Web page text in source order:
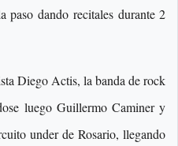
paso dando recitales durante 2
Diego Actis, la banda de rock
luego Guillermo Caminer y
under de Rosario, llegando